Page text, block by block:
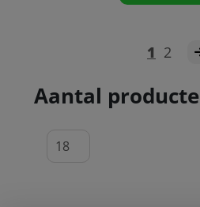
1 2
Aantal